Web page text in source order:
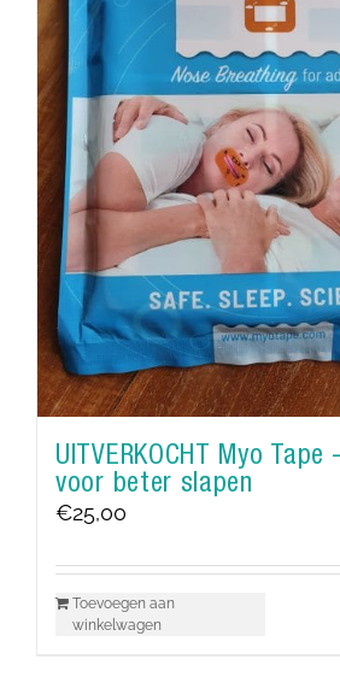
UITVERKOCHT Myo
voor beter slapen
€25,00
Toevoegen aan
winkelwagen